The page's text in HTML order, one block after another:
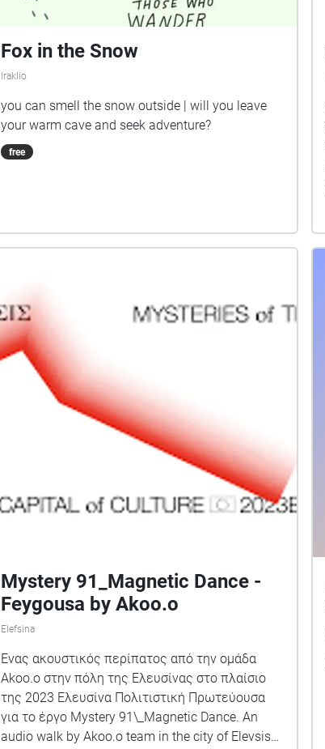
Fox in the Snow
Iraklio
you can smell the snow outside | will you leave
your warm cave and seek adventure?
free
Mystery 91_Magnetic Dance -
Feygousa by Akoo.o
Elefsina
Ένας ακουστικός περίπατος από την ομάδα
Akoo.o στην πόλη της Ελευσίνας στο πλαίσιο
της 2023 Ελευσίνα Πολιτιστική Πρωτεύουσα
για το έργο Mystery 91\_Magnetic Dance. An
audio walk by Akoo.o team in the city of Elevsis